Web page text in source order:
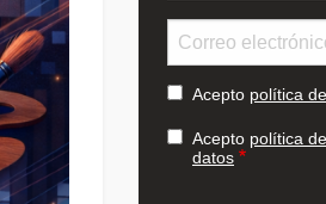
Acepto política
Acepto política
datos